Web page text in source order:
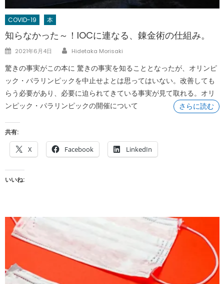
COVID-19 本
知らなかった～！IOCに連なる、錬金術の仕組み。
Posted
2021年6月4日 Author
Hidetaka Morisaki
驚きの事実がこの本に 驚きの事実を知ることとなったが、オリンピ
ック・パラリンピックを中止せよとは思ってはいない。改善しても
らう必要があり、必要に迫られてきている事実が見て取れる。オリ
ンピック・パラリンピックの開催について
さらに読む
共有:
X Facebook LinkedIn
いいね: